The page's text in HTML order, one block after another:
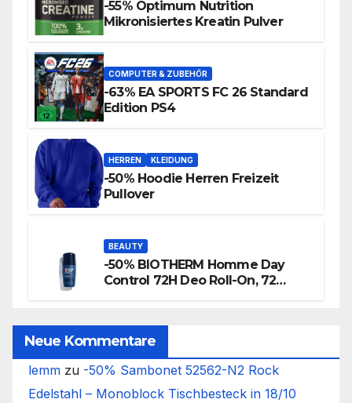
-55% Optimum Nutrition
Mikronisiertes Kreatin Pulver
COMPUTER & ZUBEHÖR
-63% EA SPORTS FC 26 Standard
Edition PS4
HERREN KLEIDUNG
-50% Hoodie Herren Freizeit
Pullover
BEAUTY
-50% BIOTHERM Homme Day
Control 72H Deo Roll-On, 72
Neue Kommentare
lemm zu -50% Sambonet 52562-N2 Rock
Edelstahl – Monoblock Tischbesteck in 18/10